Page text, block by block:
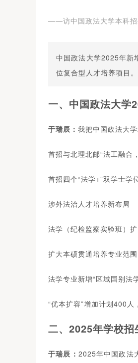
——访中国政法大学本科招
中国政法大学2025年新
位复合型人才培养项目
一、中国政法大学
于瑞辰： 我把中国政法大
首招与北理北邮“法工融合
首招四个“法学+”双学士学
涉外法治人才培养新布局
法学（纪检监察实验班）
扩大本硕贯通培养专业范围
法学专业新增“区域国别法
“优本扩容”增加计划400
二、2025年学校招
于瑞辰： 2025年中国政法